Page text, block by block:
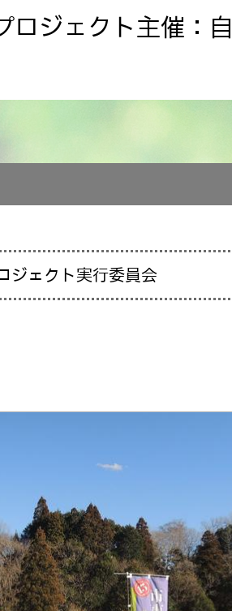
ロジェクト主催：
ジェクト実行委員会